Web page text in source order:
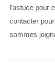
l’astuce pour
contacter
sommes